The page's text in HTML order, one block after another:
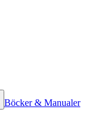
Böcker & Manualer